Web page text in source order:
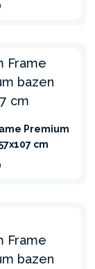
Premium
cm